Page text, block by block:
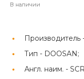
В наличии
Производитель
Тип - DOOSAN;
Англ. наим. -